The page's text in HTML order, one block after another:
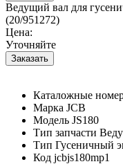
Ведущий вал для
(20/951272)
Цена:
Уточняйте
Каталожные
Марка JCB
Модель JS180
Тип запчасти
Тип Гусеничный
Код jcbjs180mp1